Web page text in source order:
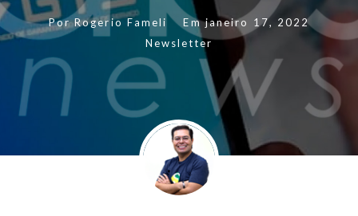
PorRogerio Fameli Em janeiro 17, 2022
Newsletter